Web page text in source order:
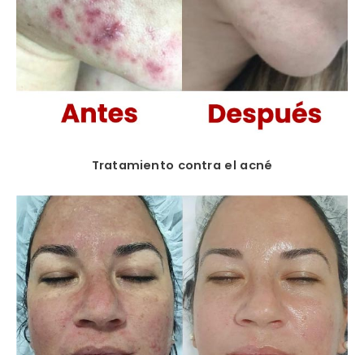
Tratamiento contra el acné